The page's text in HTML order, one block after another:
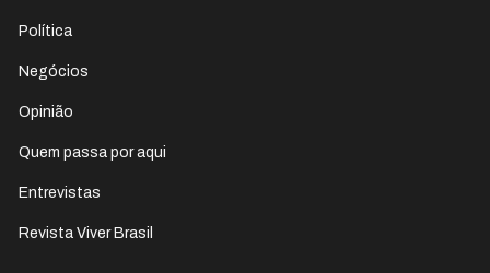
Política
Negócios
Opinião
Quem passa por aqui
Entrevistas
Revista Viver Brasil